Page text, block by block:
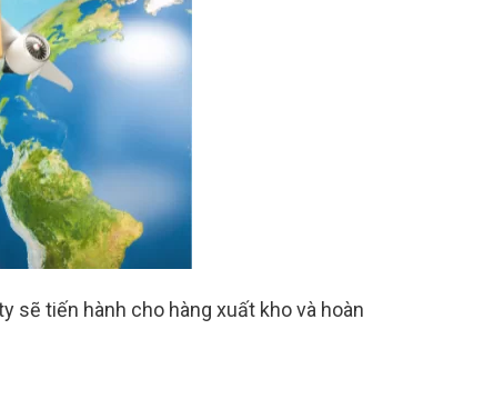
sẽ tiến hành cho hàng xuất kho và hoàn